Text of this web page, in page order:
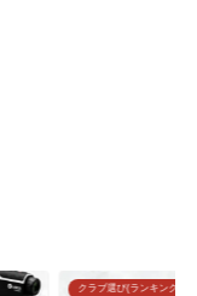
クラブ選び(ランキング)